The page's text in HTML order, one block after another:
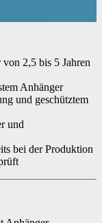
Monate und älter
1
2,5 bis 5 Jahren
Anhänger
und geschütztem
und
bei der Produktion